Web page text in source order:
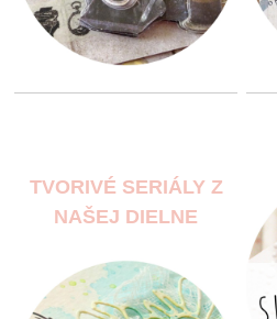
TVORIVÉ SERIÁLY Z
NAŠEJ DIELNE